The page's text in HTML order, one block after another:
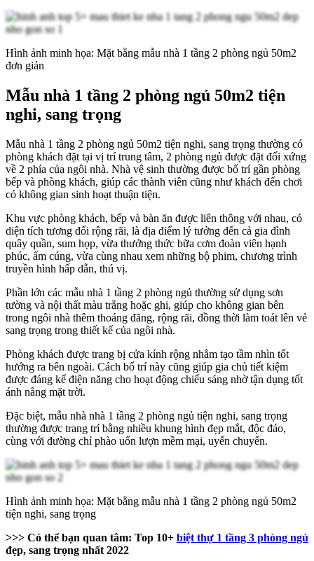
Hình ảnh minh họa: Mặt bằng mẫu nhà 1 tầng 2 phòng ngủ 50m2
đơn giản
Mẫu nhà 1 tầng 2 phòng ngủ 50m2 tiện
nghi, sang trọng
Mẫu nhà 1 tầng 2 phòng ngủ 50m2 tiện nghi, sang trọng thường có
phòng khách đặt tại vị trí trung tâm, 2 phòng ngủ được đặt đối xứng
về 2 phía của ngôi nhà. Nhà vệ sinh thường được bố trí gần phòng
bếp và phòng khách, giúp các thành viên cũng như khách đến chơi
có không gian sinh hoạt thuận tiện.
Khu vực phòng khách, bếp và bàn ăn được liên thông với nhau, có
diện tích tương đối rộng rãi, là địa điểm lý tưởng đến cả gia đình
quây quần, sum họp, vừa thưởng thức bữa cơm đoàn viên hạnh
phúc, ấm cúng, vừa cùng nhau xem những bộ phim, chương trình
truyền hình hấp dẫn, thú vị.
Phần lớn các mẫu nhà 1 tầng 2 phòng ngủ thường sử dụng sơn
tường và nội thất màu trắng hoặc ghi, giúp cho không gian bên
trong ngôi nhà thêm thoáng đãng, rộng rãi, đồng thời làm toát lên vẻ
sang trọng trong thiết kế của ngôi nhà.
Phòng khách được trang bị cửa kính rộng nhằm tạo tầm nhìn tốt
hướng ra bên ngoài. Cách bố trí này cũng giúp gia chủ tiết kiệm
được đáng kể điện năng cho hoạt động chiếu sáng nhờ tận dụng tốt
ánh nắng mặt trời.
Đặc biệt, mẫu nhà nhà 1 tầng 2 phòng ngủ tiện nghi, sang trọng
thường được trang trí bằng nhiều khung hình đẹp mắt, độc đáo,
cùng với đường chỉ phào uốn lượn mềm mại, uyển chuyển.
Hình ảnh minh họa: Mặt bằng mẫu nhà 1 tầng 2 phòng ngủ 50m2
tiện nghi, sang trọng
>>> Có thể bạn quan tâm: Top 10+ biệt thự 1 tầng 3 phòng ngủ
đẹp, sang trọng nhất 2022